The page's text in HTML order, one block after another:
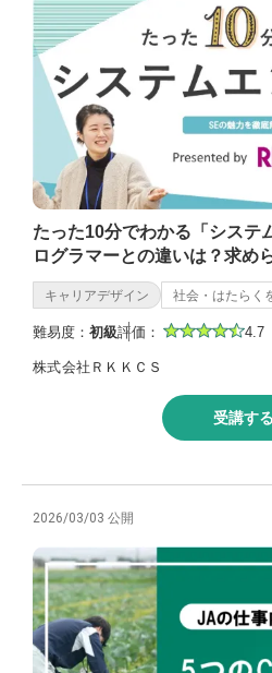
たった10分でわかる「システ
ログラマーとの違いは？求め
キャリアデザイン 社会・はたらく
難易度： 初級評価： 4.7
株式会社ＲＫＫＣＳ
受講する
2026/03/03 公開